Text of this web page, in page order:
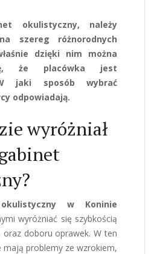
okulistyczny, należy
szereg różnorodnych
dzięki nim można
że placówka jest
jaki sposób wybrać
odpowiadają.
wyróżniał
w Koninie
wyróżniać się szybkością
doboru oprawek. W ten
problemy ze wzrokiem,